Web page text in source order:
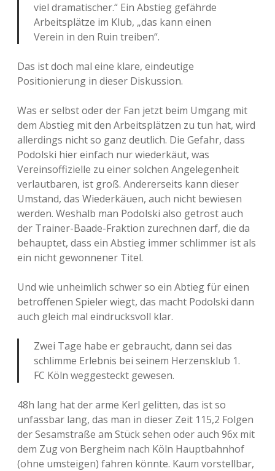
viel dramatischer.“ Ein Abstieg gefährde
Arbeitsplätze im Klub, „das kann einen
Verein in den Ruin treiben“.
Das ist doch mal eine klare, eindeutige
Positionierung in dieser Diskussion.
Was er selbst oder der Fan jetzt beim Umgang mit
dem Abstieg mit den Arbeitsplätzen zu tun hat, wird
allerdings nicht so ganz deutlich. Die Gefahr, dass
Podolski hier einfach nur wiederkäut, was
Vereinsoffizielle zu einer solchen Angelegenheit
verlautbaren, ist groß. Andererseits kann dieser
Umstand, das Wiederkäuen, auch nicht bewiesen
werden. Weshalb man Podolski also getrost auch
der Trainer-Baade-Fraktion zurechnen darf, die da
behauptet, dass ein Abstieg immer schlimmer ist als
ein nicht gewonnener Titel.
Und wie unheimlich schwer so ein Abtieg für einen
betroffenen Spieler wiegt, das macht Podolski dann
auch gleich mal eindrucksvoll klar.
Zwei Tage habe er gebraucht, dann sei das
schlimme Erlebnis bei seinem Herzensklub 1.
FC Köln weggesteckt gewesen.
48h lang hat der arme Kerl gelitten, das ist so
unfassbar lang, das man in dieser Zeit 115,2 Folgen
der Sesamstraße am Stück sehen oder auch 96x mit
dem Zug von Bergheim nach Köln Hauptbahnhof
(ohne umsteigen) fahren könnte. Kaum vorstellbar,